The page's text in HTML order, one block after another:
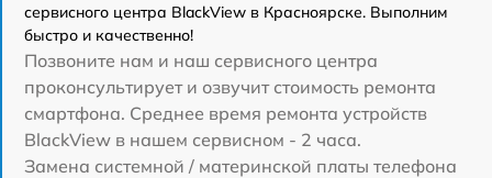
сервисного центра BlackView в Красноярске. Выполним
быстро и качественно!
Позвоните нам и наш сервисного центра
проконсультирует и озвучит стоимость ремонта
смартфона. Среднее время ремонта устройств
BlackView в нашем сервисном - 2 часа.
Замена системной / материнской платы телефона